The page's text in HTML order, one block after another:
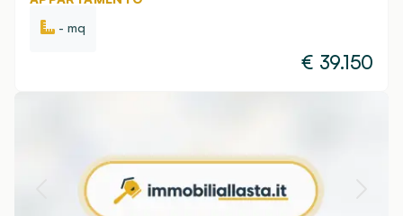
- mq
€ 39.150